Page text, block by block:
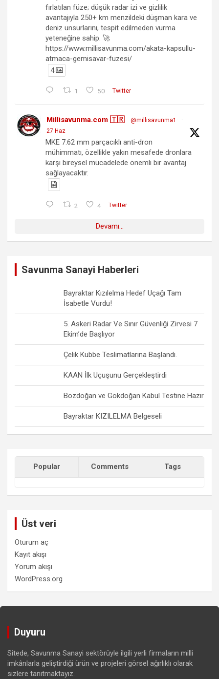
fırlatılan füze; düşük radar izi ve gizlilik
avantajıyla 250+ km menzildeki düşman kara ve
deniz unsurlarını, tespit edilmeden vurma
yeteneğine sahip. 🚀
https://www.millisavunma.com/akata-kapsullu-
atmaca-gemisavar-fuzesi/
4
1 50 Twitter
Millisavunma.com 🇹🇷 @millisavunma1
·
27 Haz
MKE 7.62 mm parçacıklı anti-dron
mühimmatı, özellikle yakın mesafede dronlara
karşı bireysel mücadelede önemli bir avantaj
sağlayacaktır.
2 4 Twitter
Devamı...
Savunma Sanayi Haberleri
Bayraktar Kızılelma Hedef Uçağı Tam
İsabetle Vurdu!
5. Askeri Radar Ve Sınır Güvenliği Zirvesi 7
Ekim’de Başlıyor
Çelik Kubbe Teslimatlarına Başlandı.
KAAN İlk Uçuşunu Gerçekleştirdi
Bozdoğan ve Gökdoğan Kabul Testine Hazır
Bayraktar KIZILELMA Belgeseli
Popular Comments Tags
Üst veri
Oturum aç
Kayıt akışı
Yorum akışı
WordPress.org
Duyuru
Sitede, Savunma Sanayi sektörüyle ilgili yerli firmaların milli
imkânlarla geliştirdiği ürün ve projeleri görsel ağırlıklı olarak
sizlere tanıtmaktayız.